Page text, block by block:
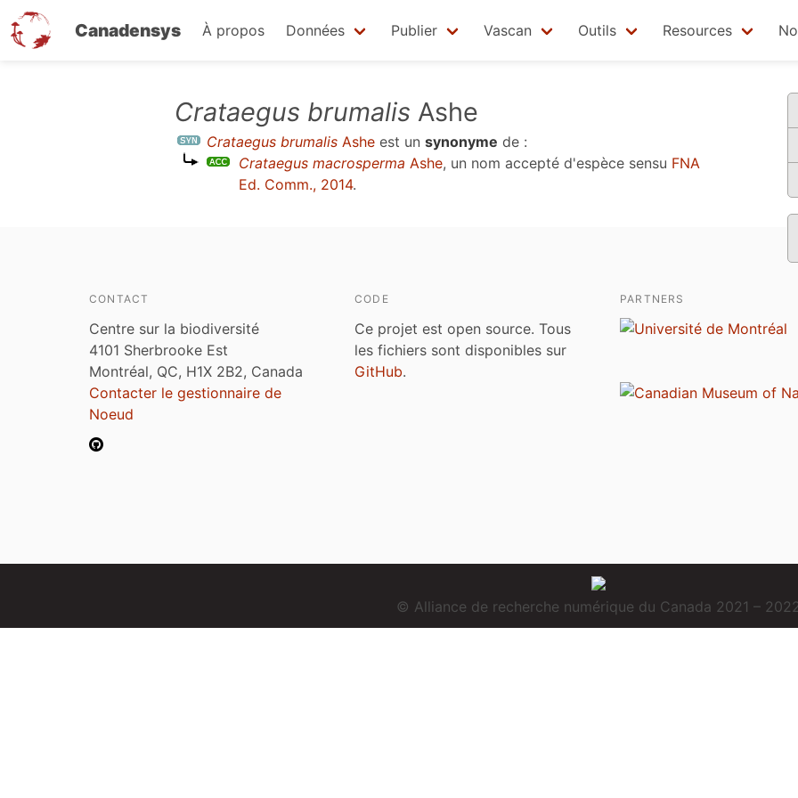
Canadensys À propos Données Publier Vascan Outils Resources
Crataegus brumalis Ashe
Crataegus brumalis Ashe est un synonyme de :
Crataegus macrosperma Ashe, un nom accepté d'espèce sensu FNA
Ed. Comm., 2014.
CONTACT
Centre sur la biodiversité
4101 Sherbrooke Est
Montréal, QC, H1X 2B2, Canada
Contacter le gestionnaire de
Noeud
CODE
Ce projet est open source. Tous
les fichiers sont disponibles sur
GitHub.
PARTNERS
© Alliance de recherche numérique du Canada 2021 –